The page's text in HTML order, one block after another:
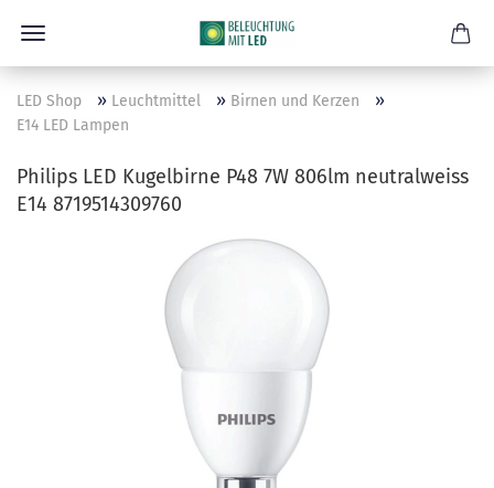
LED Shop » Leuchtmittel » Birnen und Kerzen »
E14 LED Lampen
Philips LED Kugelbirne P48 7W 806lm neutralweiss
E14 8719514309760